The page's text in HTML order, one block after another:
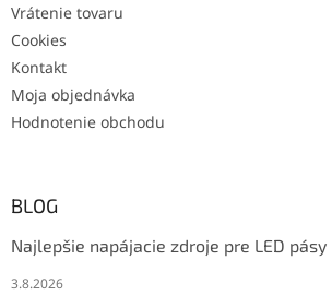
Vrátenie tovaru
Cookies
Kontakt
Moja objednávka
Hodnotenie obchodu
BLOG
Najlepšie napájacie zdroje pre LED pásy
3.8.2026